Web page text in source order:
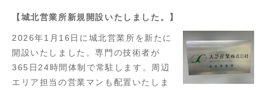
【城北営業所新規開設いたしました。】
2026年1月16日に城北営業所を新たに
開設いたしました。専門の技術者が
365日24時間体制で常駐します。周辺
エリア担当の営業マンも配置いたしま